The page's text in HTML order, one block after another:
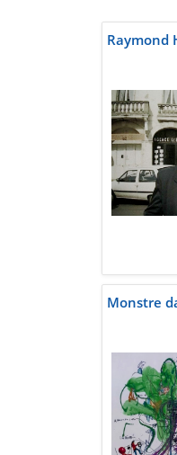
Raymond
Monstre